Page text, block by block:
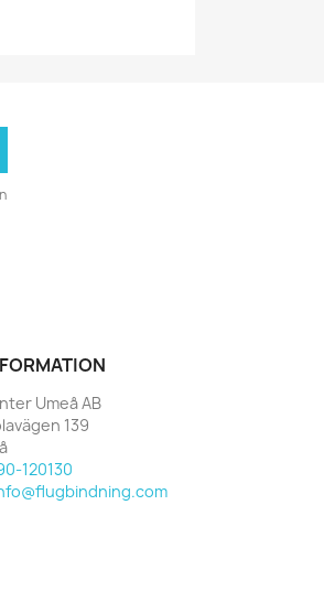
Umeå AB
139
120130